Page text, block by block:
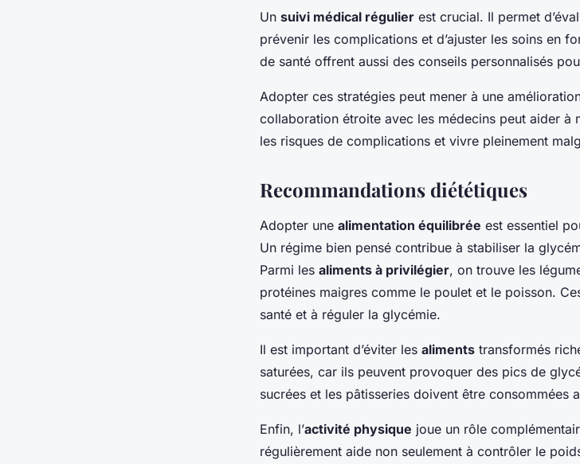
Un suivi médical régulier est crucial. Il permet
prévenir les complications et d’ajuster les soins en
de santé offrent aussi des conseils personnalisés
Adopter ces stratégies peut mener à une
collaboration étroite avec les médecins peut aider à
les risques de complications et vivre pleinement
Recommandations diététiques
Adopter une alimentation équilibrée est essentiel
Un régime bien pensé contribue à stabiliser la
Parmi les aliments à privilégier, on trouve les
protéines maigres comme le poulet et le poisson.
santé et à réguler la glycémie.
Il est important d’éviter les aliments transformés
saturées, car ils peuvent provoquer des pics de
sucrées et les pâtisseries doivent être consommées
Enfin, l’activité physique joue un rôle
régulièrement aide non seulement à contrôler le